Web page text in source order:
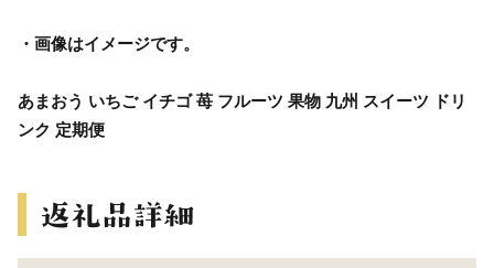
・画像はイメージです。
あまおう いちご イチゴ 苺 フルーツ 果物 九州 スイーツ ドリ
ンク 定期便